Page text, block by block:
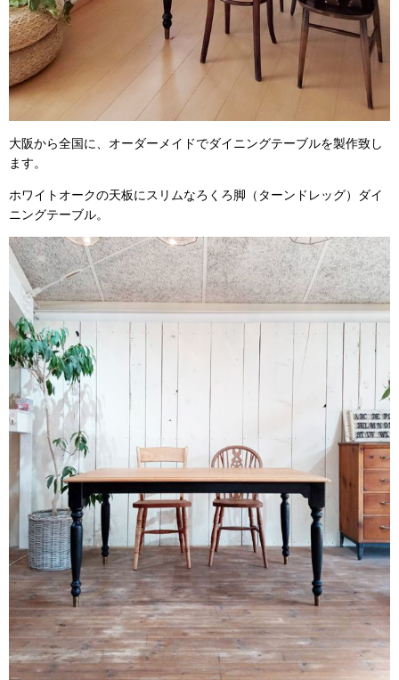
大阪から全国に、オーダーメイドでダイニングテーブルを製作致し
ます。
ホワイトオークの天板にスリムなろくろ脚（ターンドレッグ）ダイ
ニングテーブル。